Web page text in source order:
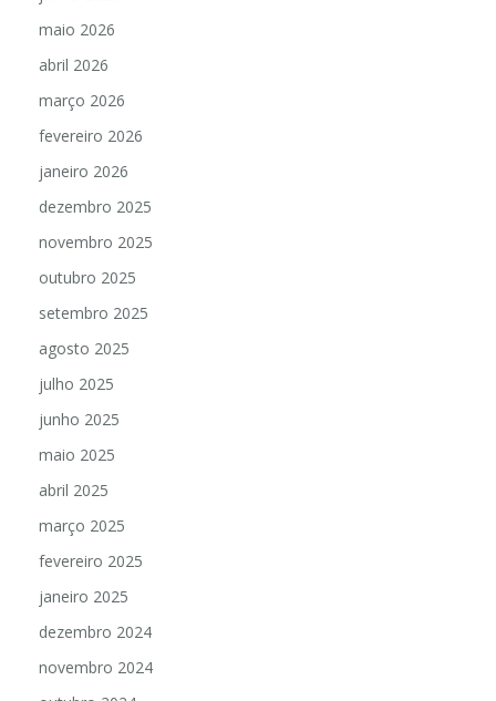
maio 2026
abril 2026
março 2026
fevereiro 2026
janeiro 2026
dezembro 2025
novembro 2025
outubro 2025
setembro 2025
agosto 2025
julho 2025
junho 2025
maio 2025
abril 2025
março 2025
fevereiro 2025
janeiro 2025
dezembro 2024
novembro 2024